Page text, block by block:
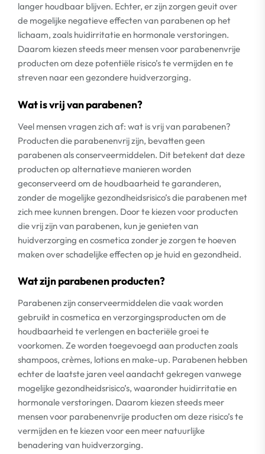
langer houdbaar blijven. Echter, er zijn zorgen geuit over
de mogelijke negatieve effecten van parabenen op het
lichaam, zoals huidirritatie en hormonale verstoringen.
Daarom kiezen steeds meer mensen voor parabenenvrije
producten om deze potentiële risico’s te vermijden en te
streven naar een gezondere huidverzorging.
Wat is vrij van parabenen?
Veel mensen vragen zich af: wat is vrij van parabenen?
Producten die parabenenvrij zijn, bevatten geen
parabenen als conserveermiddelen. Dit betekent dat deze
producten op alternatieve manieren worden
geconserveerd om de houdbaarheid te garanderen,
zonder de mogelijke gezondheidsrisico’s die parabenen met
zich mee kunnen brengen. Door te kiezen voor producten
die vrij zijn van parabenen, kun je genieten van
huidverzorging en cosmetica zonder je zorgen te hoeven
maken over schadelijke effecten op je huid en gezondheid.
Wat zijn parabenen producten?
Parabenen zijn conserveermiddelen die vaak worden
gebruikt in cosmetica en verzorgingsproducten om de
houdbaarheid te verlengen en bacteriële groei te
voorkomen. Ze worden toegevoegd aan producten zoals
shampoos, crèmes, lotions en make-up. Parabenen hebben
echter de laatste jaren veel aandacht gekregen vanwege
mogelijke gezondheidsrisico’s, waaronder huidirritatie en
hormonale verstoringen. Daarom kiezen steeds meer
mensen voor parabenenvrije producten om deze risico’s te
vermijden en te kiezen voor een meer natuurlijke
benadering van huidverzorging.